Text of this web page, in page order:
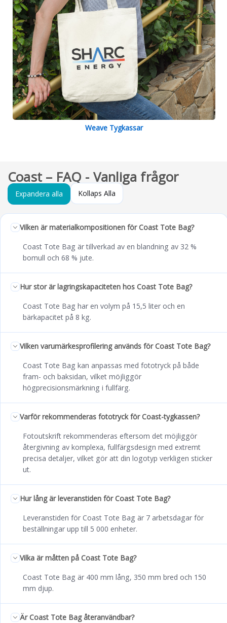
Weave Tygkassar
Coast – FAQ - Vanliga frågor
Expandera alla Kollaps Alla
Vilken är materialkompositionen för Coast Tote Bag?
Coast Tote Bag är tillverkad av en blandning av 32 %
bomull och 68 % jute.
Hur stor är lagringskapaciteten hos Coast Tote Bag?
Coast Tote Bag har en volym på 15,5 liter och en
bärkapacitet på 8 kg.
Vilken varumärkesprofilering används för Coast Tote Bag?
Coast Tote Bag kan anpassas med fototryck på både
fram- och baksidan, vilket möjliggör
högprecisionsmärkning i fullfärg.
Varför rekommenderas fototryck för Coast-tygkassen?
Fotoutskrift rekommenderas eftersom det möjliggör
återgivning av komplexa, fullfärgsdesign med extremt
precisa detaljer, vilket gör att din logotyp verkligen sticker
ut.
Hur lång är leveranstiden för Coast Tote Bag?
Leveranstiden för Coast Tote Bag är 7 arbetsdagar för
beställningar upp till 5 000 enheter.
Vilka är måtten på Coast Tote Bag?
Coast Tote Bag är 400 mm lång, 350 mm bred och 150
mm djup.
Är Coast Tote Bag återanvändbar?